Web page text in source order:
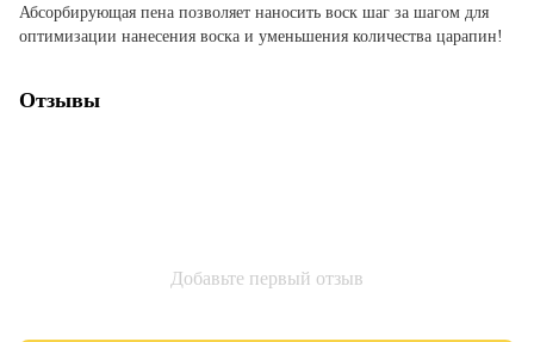
Абсорбирующая пена позволяет наносить воск шаг за шагом для
оптимизации нанесения воска и уменьшения количества царапин!
Отзывы
Добавьте первый отзыв